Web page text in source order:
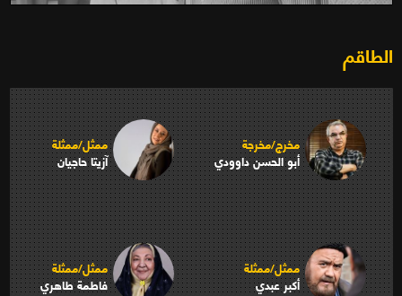
الطاقم
مخرج/مخرجة
أبو الحسن داوودي
ممثل/ممثلة
آزيتا حاجيان
ممثل/ممثلة
أكبر عبدي
ممثل/ممثلة
فاطمة طاهري